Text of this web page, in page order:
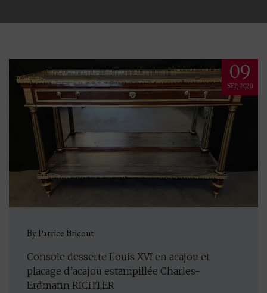
09
SEP, 2020
By Patrice Bricout
Console desserte Louis XVI en acajou et
placage d’acajou estampillée Charles-
Erdmann RICHTER